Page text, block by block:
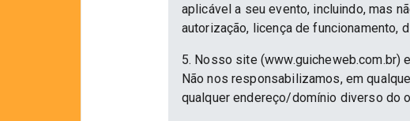
aplicável a seu evento, incluindo, mas
autorização, licença de funcionamento,
5. Nosso site (www.guicheweb.com.br)
Não nos responsabilizamos, em
qualquer endereço/domínio diverso do